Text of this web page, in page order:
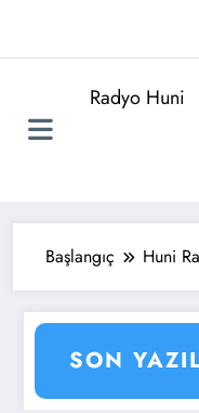
Radyo Huni
Başlangıç Huni
SON
Günün Sözü :